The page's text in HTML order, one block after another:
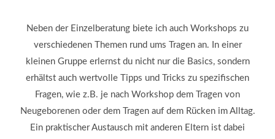
Neben der Einzelberatung biete ich auch Workshops zu
verschiedenen Themen rund ums Tragen an. In einer
kleinen Gruppe erlernst du nicht nur die Basics, sondern
erhältst auch wertvolle Tipps und Tricks zu spezifischen
Fragen, wie z.B. je nach Workshop dem Tragen von
Neugeborenen oder dem Tragen auf dem Rücken im Alltag.
Ein praktischer Austausch mit anderen Eltern ist dabei